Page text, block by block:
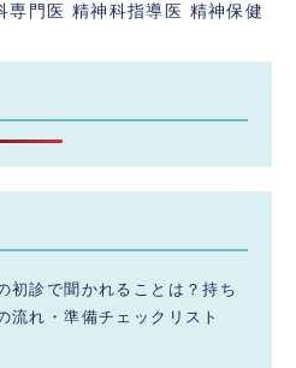
門医 精神科指導医 精神保健
初診で聞かれることは？持ち
流れ・準備チェックリスト